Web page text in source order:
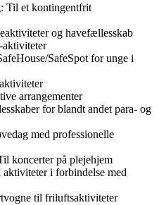
Til et kontingentfrit
og havefællesskab
SafeSpot for unge i
arrangementer
for blandt andet para- og
med professionelle
koncerter på plejehjem
i forbindelse med
til friluftsaktiviteter